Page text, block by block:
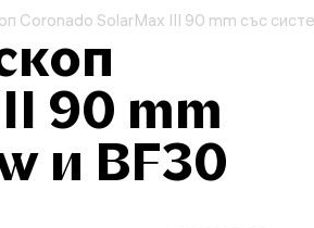
Coronado SolarMax III 90 mm със
90 mm
и BF30